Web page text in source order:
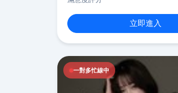
立即進入
一對多忙線中